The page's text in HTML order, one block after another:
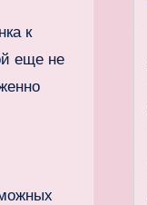
к
еще не